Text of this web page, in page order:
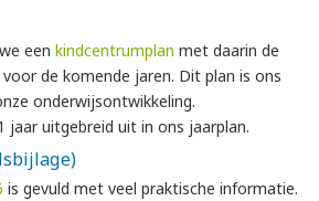
een kindcentrumplan met daarin de
de komende jaren. Dit plan is ons
onderwijsontwikkeling.
jaar uitgebreid uit in ons jaarplan.
is gevuld met veel praktische informatie.